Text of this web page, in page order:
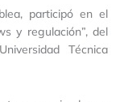
participó en el
y regulación”, del
Técnica